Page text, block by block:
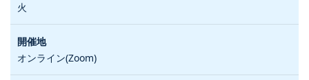
火
オンライン(Zoom)